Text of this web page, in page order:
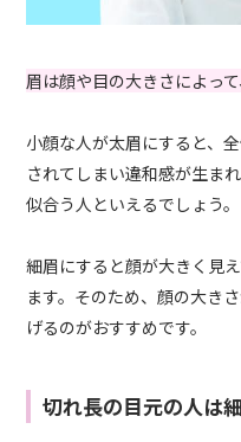
眉は顔や目の大きさによっ
小顔な人が太眉にすると、
されてしまい違和感が生ま
似合う人といえるでしょう。
細眉にすると顔が大きく見
ます。そのため、顔の大き
げるのがおすすめです。
切れ長の目元の人は